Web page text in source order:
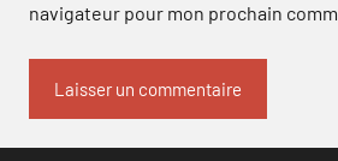
navigateur pour mon prochain